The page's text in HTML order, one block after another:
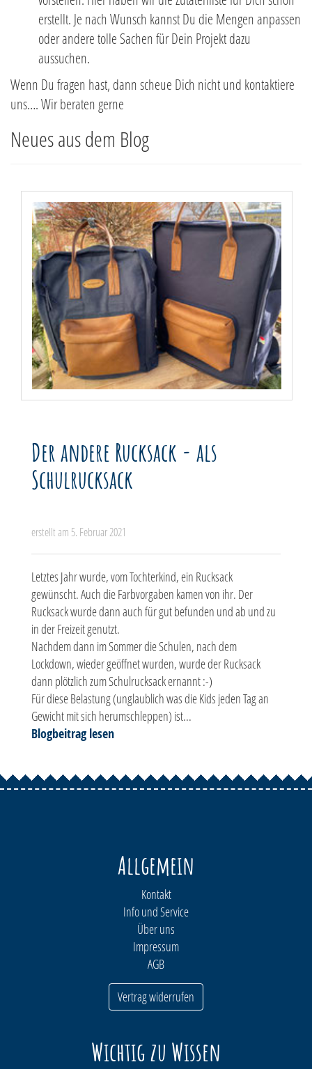
erstellt. Je nach Wunsch kannst Du die Mengen anpassen
oder andere tolle Sachen für Dein Projekt dazu
aussuchen.
Wenn Du fragen hast, dann scheue Dich nicht und kontaktiere
uns…. Wir beraten gerne
Neues aus dem Blog
Der andere Rucksack - als
Schulrucksack
erstellt am 5. Februar 2021
Letztes Jahr wurde, vom Tochterkind, ein Rucksack
gewünscht. Auch die Farbvorgaben kamen von ihr. Der
Rucksack wurde dann auch für gut befunden und ab und zu
in der Freizeit genutzt.
Nachdem dann im Sommer die Schulen, nach dem
Lockdown, wieder geöffnet wurden, wurde der Rucksack
dann plötzlich zum Schulrucksack ernannt :-)
Für diese Belastung (unglaublich was die Kids jeden Tag an
Gewicht mit sich herumschleppen) ist...
Blogbeitrag lesen
Allgemein
Kontakt
Info und Service
Über uns
Impressum
AGB
Vertrag widerrufen
Wichtig zu Wissen